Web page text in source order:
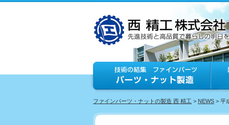
ファインパーツ・ナットの製造 西 精工 > NEWS > 平